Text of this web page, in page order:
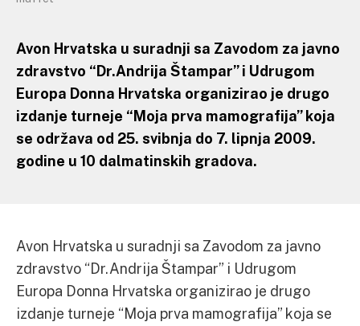
Avon Hrvatska u suradnji sa Zavodom za javno
zdravstvo “Dr.Andrija Štampar” i Udrugom
Europa Donna Hrvatska organizirao je drugo
izdanje turneje “Moja prva mamografija” koja
se održava od 25. svibnja do 7. lipnja 2009.
godine u 10 dalmatinskih gradova.
Avon Hrvatska u suradnji sa Zavodom za javno
zdravstvo “Dr.Andrija Štampar” i Udrugom
Europa Donna Hrvatska organizirao je drugo
izdanje turneje “Moja prva mamografija” koja se